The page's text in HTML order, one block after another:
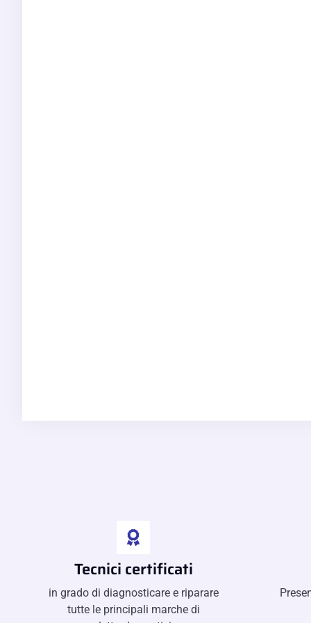
Tecnici certificati
in grado di diagnosticare e riparare
tutte le principali marche di